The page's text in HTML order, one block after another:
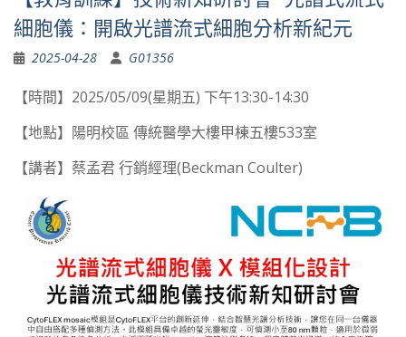
細胞儀：開啟光譜流式細胞分析新紀元
2025-04-28 G01356
【時間】2025/05/09(星期五) 下午13:30-14:30
【地點】陽明校區 傳統醫學大樓甲棟五樓533室
【講者】蔡孟君 行銷經理(Beckman Coulter)